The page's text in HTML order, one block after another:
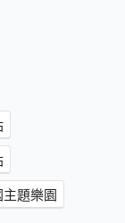
題樂園